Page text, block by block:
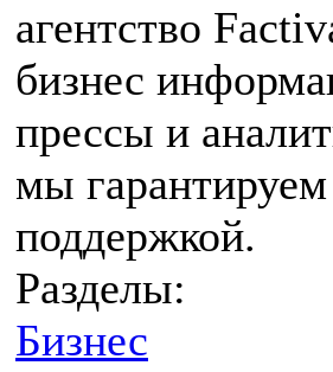
агентство
бизнес
прессы и
мы гарантируем
поддержкой.
Разделы:
Бизнес